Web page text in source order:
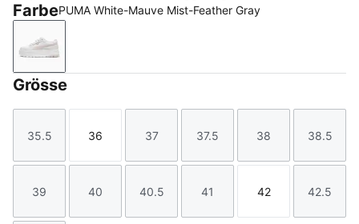
FarbePUMA White-Mauve Mist-Feather Gray
PUMA White-Mauve Mist-Feather Gray
Grösse
Größe
35.5
Größe
36
Größe
37
Größe
37.5
Größe
38
Größe
38.5
Größe
39
Größe
40
Größe
40.5
Größe
41
Größe
42
Größe
42.5